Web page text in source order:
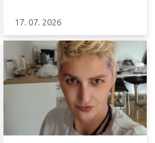
17. 07. 2026